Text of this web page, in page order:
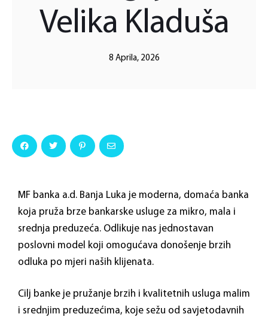
Velika Kladuša
8 Aprila, 2026
MF banka a.d. Banja Luka je moderna, domaća banka
koja pruža brze bankarske usluge za mikro, mala i
srednja preduzeća. Odlikuje nas jednostavan
poslovni model koji omogućava donošenje brzih
odluka po mjeri naših klijenata.
Cilj banke je pružanje brzih i kvalitetnih usluga malim
i srednjim preduzećima, koje sežu od savjetodavnih